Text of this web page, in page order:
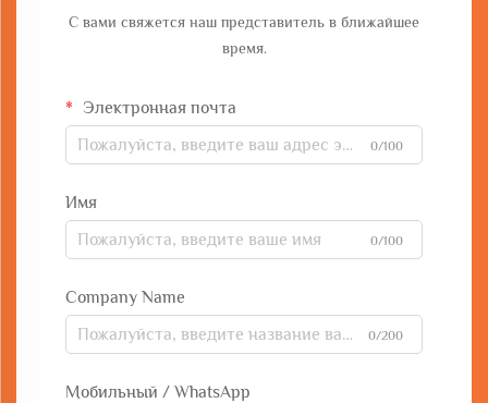
С вами свяжется наш представитель в ближайшее
время.
Электронная почта
0/100
Имя
0/100
Company Name
0/200
Мобильный / WhatsApp